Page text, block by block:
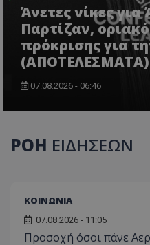
Άνετες νίκες για
Παρτίζαν,
πρόκρισης για
(ΑΠΟΤΕΛΕΣΜΑΤΑ)
07.08.2026 - 06:46
ΡΟΗ ΕΙΔΗΣΕΩΝ
ΚΟΙΝΩΝΙΑ
07.08.2026 - 11:05
Προσοχή όσοι πάνε